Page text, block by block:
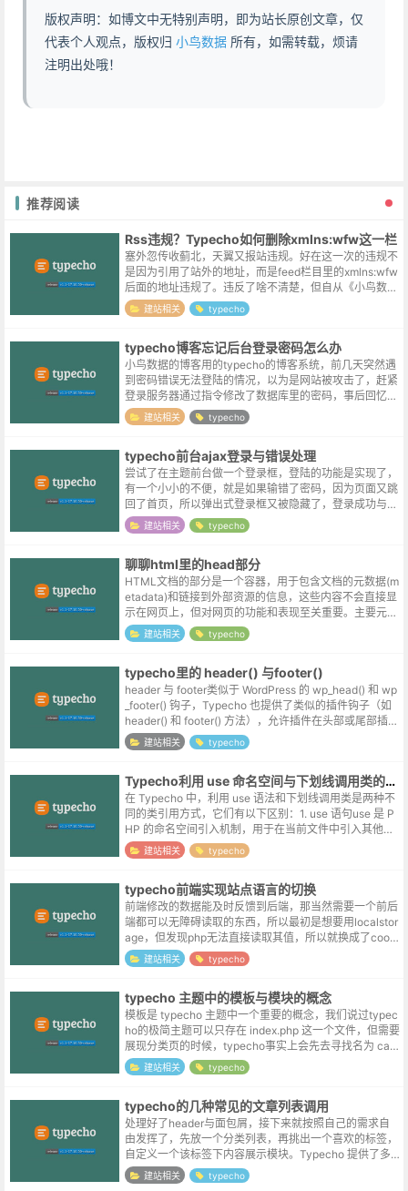
版权声明：如博文中无特别声明，即为站长原创文章，仅
代表个人观点，版权归 小鸟数据 所有，如需转载，烦请
注明出处哦！
推荐阅读
Rss违规？Typecho如何删除xmlns:wfw这一栏
塞外忽传收蓟北，天翼又报站违规。好在这一次的违规不
是因为引用了站外的地址，而是feed栏目里的xmlns:wfw
后面的地址违规了。违反了啥不清楚，但自从《小鸟数
据》网站搬至阿里云之后，日均流量本身已经是个位数，
删除这一行不说无关痛痒吧...
建站相关 typecho
typecho博客忘记后台登录密码怎么办
小鸟数据的博客用的typecho的博客系统，前几天突然遇
到密码错误无法登陆的情况，以为是网站被攻击了，赶紧
登录服务器通过指令修改了数据库里的密码，事后回忆似
乎是自己在公司修改过密码，但忘记在家里更新浏览器自
动保存的密码所导致的 T_T...
建站相关 typecho
typecho前台ajax登录与错误处理
尝试了在主题前台做一个登录框，登陆的功能是实现了，
有一个小小的不便，就是如果输错了密码，因为页面又跳
回了首页，所以弹出式登录框又被隐藏了，登录成功与否
不够明显，二次登录的场合操作也较繁琐，所以想实现前
台以ajax的方式登录。实现aja...
建站相关 typecho
聊聊html里的head部分
HTML文档的部分是一个容器，用于包含文档的元数据(m
etadata)和链接到外部资源的信息，这些内容不会直接显
示在网页上，但对网页的功能和表现至关重要。主要元素
和功能1. 基础元素<title>: 定义文档标题，显示在浏...
建站相关 typecho
typecho里的 header() 与footer()
header 与 footer类似于 WordPress 的 wp_head() 和 wp
_footer() 钩子，Typecho 也提供了类似的插件钩子（如
header() 和 footer() 方法），允许插件在头部或尾部插入
内...建站相关 typecho
Typecho利用 use 命名空间与下划线调用类的区别
在 Typecho 中，利用 use 语法和下划线调用类是两种不
同的类引用方式，它们有以下区别：1. use 语句use 是 P
HP 的命名空间引入机制，用于在当前文件中引入其他命
名空间的类：use Typecho\Db; use T...
建站相关 typecho
typecho前端实现站点语言的切换
前端修改的数据能及时反馈到后端，那当然需要一个前后
端都可以无障碍读取的东西，所以最初是想要用localstor
age，但发现php无法直接读取其值，所以就换成了cooki
e。前端通过js来设置参数值：document.cookie='...
建站相关 typecho
typecho 主题中的模板与模块的概念
模板是 typecho 主题中一个重要的概念，我们说过typec
ho的极简主题可以只存在 index.php 这一个文件，但需要
展现分类页的时候，typecho事实上会先去寻找名为 cate
gory.php 的分类页模板，文章页当然也...
建站相关 typecho
typecho的几种常见的文章列表调用
处理好了header与面包屑，接下来就按照自己的需求自
由发挥了，先放一个分类列表，再挑出一个喜欢的标签，
自定义一个该标签下内容展示模块。Typecho 提供了多
种文章循环方式，以下是常用的几种方法：标准文章循环
<?php whi...
建站相关 typecho